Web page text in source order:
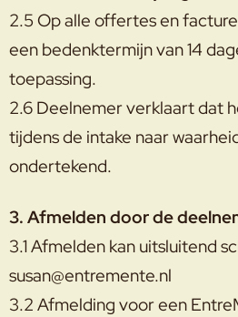
2.5 Op alle offertes en
een bedenktermijn van 14
toepassing.
2.6 Deelnemer verklaart dat
tijdens de intake naar
ondertekend.
3. Afmelden door de
3.1 Afmelden kan uitsluitend
susan@entremente.nl
3.2 Afmelding voor een